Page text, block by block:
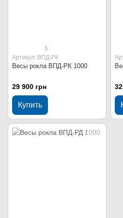
5
Артикул: ВПД-РК
Весы рокла ВПД-РК 1000
29 900 грн
Купить